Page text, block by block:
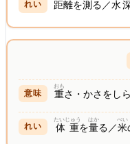
距離を測 る／水
重
おも
さ・かさをし
体重
たいじゅう
を量
はか
る／米
べい